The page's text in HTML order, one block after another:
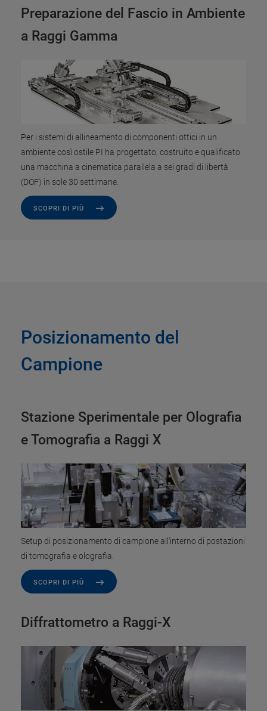
Preparazione del Fascio in Ambiente
a Raggi Gamma
Per i sistemi di allineamento di componenti ottici in un
ambiente così ostile PI ha progettato, costruito e qualificato
una macchina a cinematica parallela a sei gradi di libertà
(DOF) in sole 30 settimane.
SCOPRI DI PIÙ
Posizionamento del
Campione
Stazione Sperimentale per Olografia
e Tomografia a Raggi X
Setup di posizionamento di campione all'interno di postazioni
di tomografia e olografia.
SCOPRI DI PIÙ
Diffrattometro a Raggi-X